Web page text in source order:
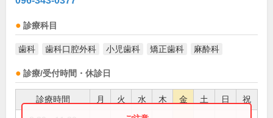
診療科目
歯科 歯科口腔外科 小児歯科 矯正歯科 麻酔科
診療/受付時間・休診日
診療時間 月 火 水 木 金 土 日 祝